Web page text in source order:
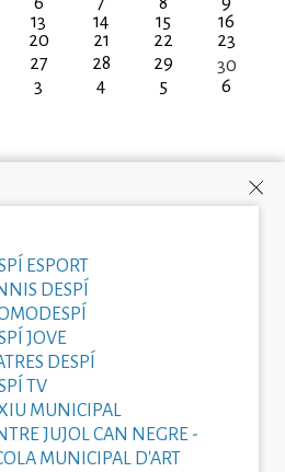
13 14 15
16
20 21 22
23
27 28 29
30
3 4 5 6
ESPORT
DESPÍ
JOVE
DESPÍ
TV
MUNICIPAL
JUJOL CAN NEGRE -
MUNICIPAL D'ART